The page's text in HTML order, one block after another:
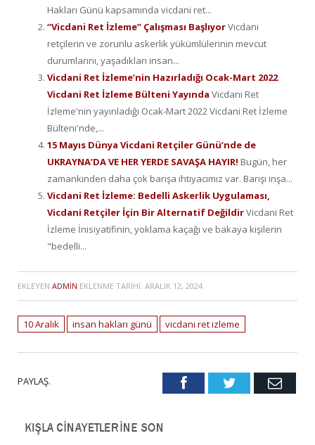
Hakları Günü kapsamında vicdani ret...
“Vicdani Ret İzleme” Çalışması BaşlıyorVicdani
retçilerin ve zorunlu askerlik yükümlülerinin mevcut
durumlarını, yaşadıkları insan...
Vicdani Ret İzleme’nin Hazırladığı Ocak-Mart 2022
Vicdani Ret İzleme Bülteni Yayında Vicdani Ret
İzleme'nin yayınladığı Ocak-Mart 2022 Vicdani Ret İzleme
Bülteni'nde,...
15 Mayıs Dünya Vicdani Retçiler Günü’nde de
UKRAYNA’DA VE HER YERDE SAVAŞA HAYIR! Bugün, her
zamankinden daha çok barışa ihtiyacımız var. Barışı inşa...
Vicdani Ret İzleme: Bedelli Askerlik Uygulaması,
Vicdani Retçiler İçin Bir Alternatif DeğildirVicdani Ret
İzleme İnisiyatifinin, yoklama kaçağı ve bakaya kişilerin
"bedelli...
EKLEYEN ADMIN EKLENME TARIHI: ARALIK 12, 2024
10 Aralık insan hakları günü vicdani ret izleme
PAYLAŞ. FacebookTwitter Email